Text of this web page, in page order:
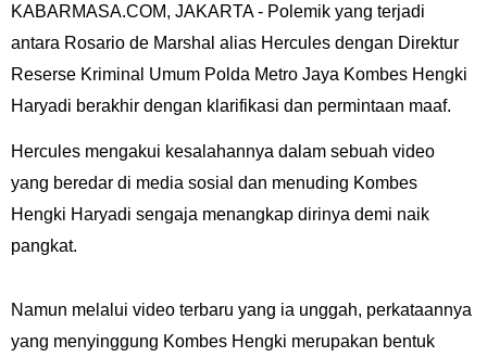
KABARMASA.COM, JAKARTA - Polemik yang terjadi
antara Rosario de Marshal alias Hercules dengan Direktur
Reserse Kriminal Umum Polda Metro Jaya Kombes Hengki
Haryadi berakhir dengan klarifikasi dan permintaan maaf.
Hercules mengakui kesalahannya dalam sebuah video
yang beredar di media sosial dan menuding Kombes
Hengki Haryadi sengaja menangkap dirinya demi naik
pangkat.
Namun melalui video terbaru yang ia unggah, perkataannya
yang menyinggung Kombes Hengki merupakan bentuk